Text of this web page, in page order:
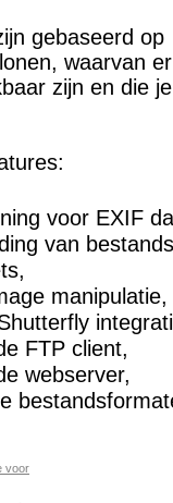
gebaseerd op
waarvan er
zijn en die
voor EXIF
van
manipulatie,
FTP client,
webserver,
voor